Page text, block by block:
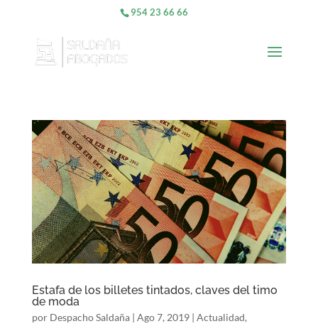
954 23 66 66
Estafa de los billetes tintados, claves del timo
de moda
por Despacho Saldaña| Ago 7, 2019| Actualidad,